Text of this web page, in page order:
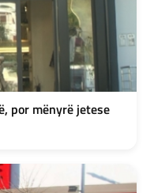
por mënyrë jetese